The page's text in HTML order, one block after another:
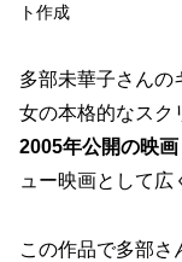
ト作成
多部未華子さんの
女の本格的なスク
2005年公開の映画
ュー映画として広
この作品で多部さ